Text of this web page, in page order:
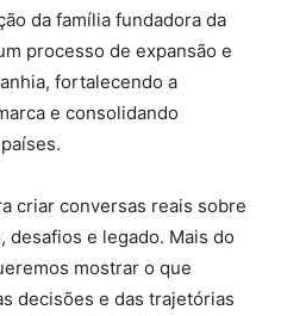
da família fundadora da
processo de expansão e
fortalecendo a
e consolidando
criar conversas reais sobre
desafios e legado. Mais do
mostrar o que
decisões e das trajetórias